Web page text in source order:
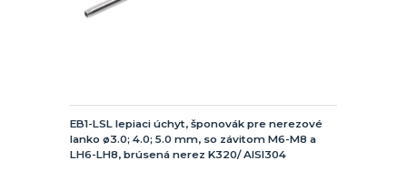
EB1-LSL lepiaci úchyt, šponovák pre nerezové
lanko ø3.0; 4.0; 5.0 mm, so závitom M6-M8 a
LH6-LH8, brúsená nerez K320/ AISI304